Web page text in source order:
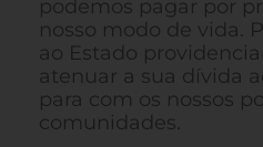
podemos pagar por
nosso modo de vida.
ao Estado
atenuar a sua dívida
para com os nossos
comunidades.